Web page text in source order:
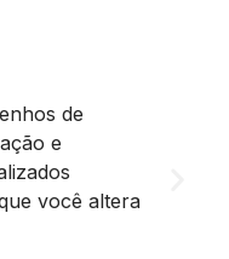
de
e
você altera